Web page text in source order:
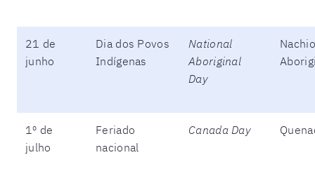
21 de
junho
Dia dos Povos
Indígenas
National
Aboriginal
Day
1º de
julho
Feriado
nacional
Canada Day